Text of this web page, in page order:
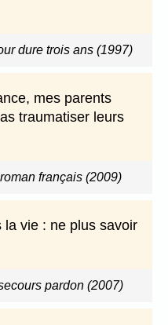
dure trois ans (1997)
mes parents
traumatiser leurs
français (2009)
la vie : ne plus savoir
pardon (2007)